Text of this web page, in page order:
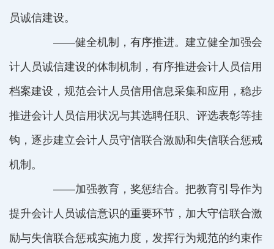
员诚信建设。
——健全机制，有序推进。建立健全加强会
计人员诚信建设的体制机制，有序推进会计人员信用
档案建设，规范会计人员信用信息采集和应用，稳步
推进会计人员信用状况与其选聘任职、评选表彰等挂
钩，逐步建立会计人员守信联合激励和失信联合惩戒
机制。
——加强教育，奖惩结合。把教育引导作为
提升会计人员诚信意识的重要环节，加大守信联合激
励与失信联合惩戒实施力度，发挥行为规范的约束作